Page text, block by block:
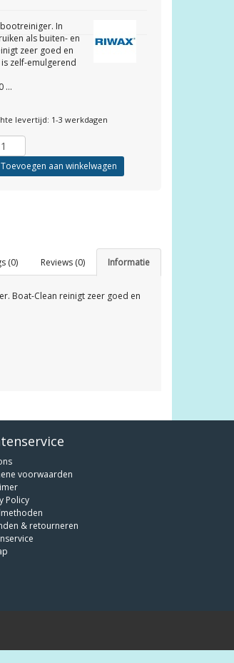
In
als buiten- en
zeer goed en
zelf-emulgerend
...
levertijd: 1-3 werkdagen
Toevoegen aan winkelwagen
Informatie
Reviews (0)
(0)
Boat-Clean reinigt zeer goed en
voorwaarden
Policy
& retourneren